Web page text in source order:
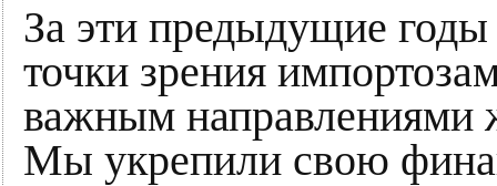
За эти предыдущие
точки зрения
важным направлениями
Мы укрепили свою